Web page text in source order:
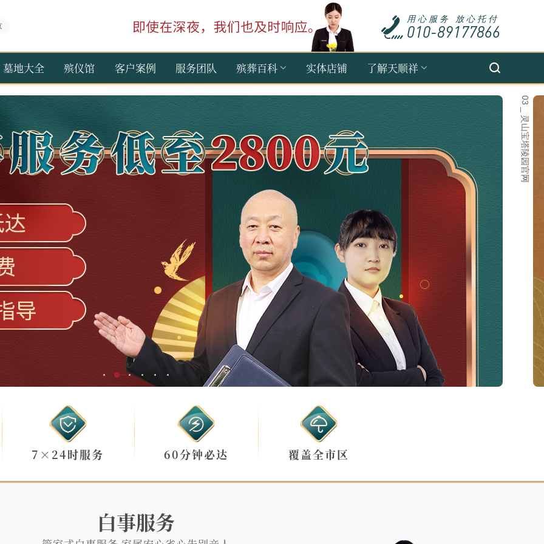
用心服务 放心托付
010-89177866
墓地大全 殡仪馆 客户案例 服务团队 殡葬百科 实体店铺 了解天顺祥
7×24时服务 60分钟必达 覆盖全市区
白事服务